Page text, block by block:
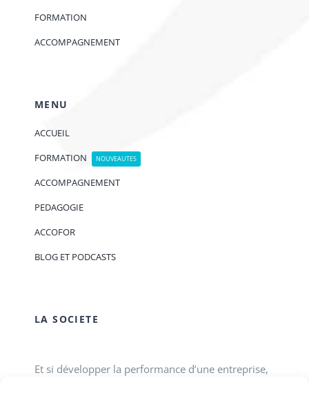
FORMATION
ACCOMPAGNEMENT
MENU
ACCUEIL
FORMATION
NOUVEAUTES
ACCOMPAGNEMENT
PEDAGOGIE
ACCOFOR
BLOG ET PODCASTS
LA SOCIETE
Et si développer la performance d’une entreprise,